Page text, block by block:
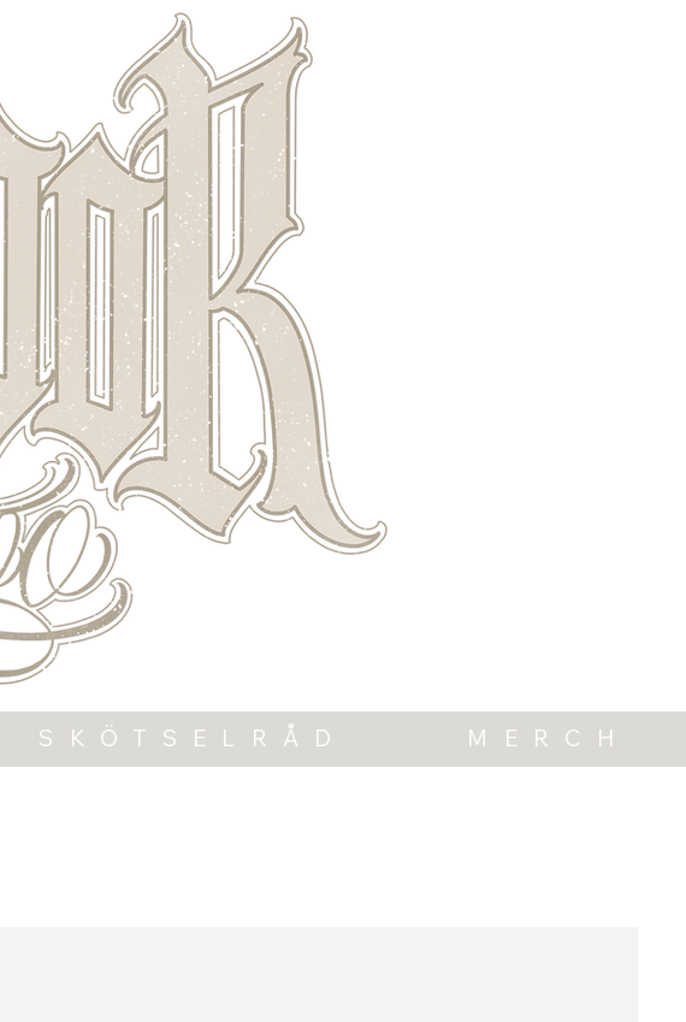
SKÖTSELRÅD MERCH